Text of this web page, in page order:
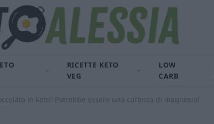
RICETTE KETO
VEG
LOW
CARB
in keto? Potrebbe essere una carenza di magnesio!